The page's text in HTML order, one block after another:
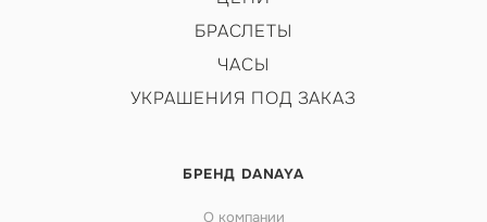
БРАСЛЕТЫ
ЧАСЫ
УКРАШЕНИЯ ПОД ЗАКАЗ
БРЕНД DANAYA
О компании